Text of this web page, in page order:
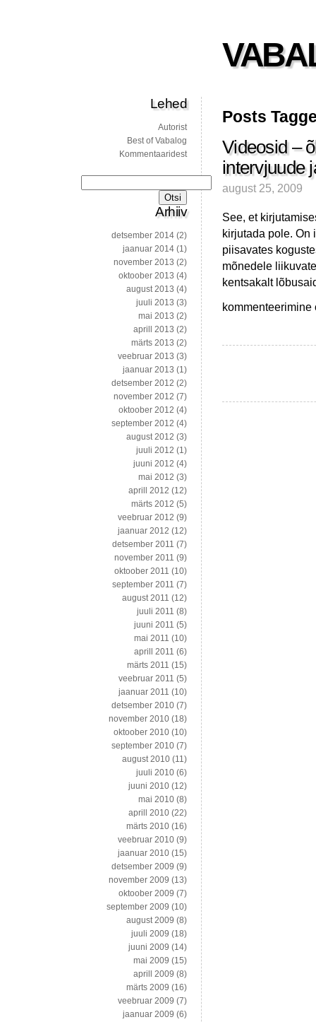
Posts
Videosid –
intervjuude
august 25, 2009
See, et
kirjutada pole. On
piisavates
mõnedele
kentsakalt
Videosid
lahkamiste,
Lehed
Autorist
Best of Vabalog
Kommentaaridest
Arhiiv
detsember 2014 (2)
jaanuar 2014 (1)
november 2013 (2)
oktoober 2013 (4)
august 2013 (4)
juuli 2013 (3)
mai 2013 (2)
aprill 2013 (2)
märts 2013 (2)
veebruar 2013 (3)
jaanuar 2013 (1)
detsember 2012 (2)
november 2012 (7)
oktoober 2012 (4)
september 2012 (4)
august 2012 (3)
juuli 2012 (1)
juuni 2012 (4)
mai 2012 (3)
aprill 2012 (12)
märts 2012 (5)
veebruar 2012 (9)
jaanuar 2012 (12)
detsember 2011 (7)
november 2011 (9)
oktoober 2011 (10)
september 2011 (7)
august 2011 (12)
juuli 2011 (8)
juuni 2011 (5)
mai 2011 (10)
aprill 2011 (6)
märts 2011 (15)
veebruar 2011 (5)
jaanuar 2011 (10)
detsember 2010 (7)
november 2010 (18)
oktoober 2010 (10)
september 2010 (7)
august 2010 (11)
juuli 2010 (6)
juuni 2010 (12)
mai 2010 (8)
aprill 2010 (22)
märts 2010 (16)
veebruar 2010 (9)
jaanuar 2010 (15)
detsember 2009 (9)
november 2009 (13)
oktoober 2009 (7)
september 2009 (10)
august 2009 (8)
juuli 2009 (18)
juuni 2009 (14)
mai 2009 (15)
aprill 2009 (8)
märts 2009 (16)
veebruar 2009 (7)
jaanuar 2009 (6)